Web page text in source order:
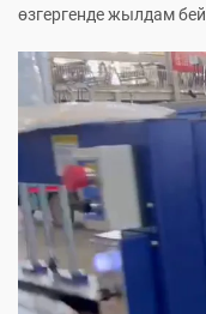
өзгергенде жылдам